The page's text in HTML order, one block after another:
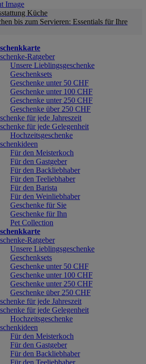
Küche
bis zum Servieren: Essentials für Ihre
Ratgeber
Unsere Lieblingsgeschenke
Geschenksets
Geschenke unter 50 CHF
Geschenke unter 100 CHF
Geschenke unter 250 CHF
Geschenke über 250 CHF
für jede Jahreszeit
für jede Gelegenheit
Hochzeitsgeschenke
Für den Meisterkoch
Für den Gastgeber
Für den Backliebhaber
Für den Teeliebhaber
Für den Barista
Für den Weinliebhaber
Geschenke für Sie
Geschenke für Ihn
Pet Collection
Ratgeber
Unsere Lieblingsgeschenke
Geschenksets
Geschenke unter 50 CHF
Geschenke unter 100 CHF
Geschenke unter 250 CHF
Geschenke über 250 CHF
für jede Jahreszeit
für jede Gelegenheit
Hochzeitsgeschenke
Für den Meisterkoch
Für den Gastgeber
Für den Backliebhaber
Für den Teeliebhaber